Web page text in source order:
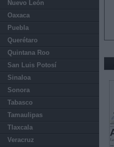
Nuevo León
Oaxaca
Puebla
Querétaro
Quintana Roo
San Luis Potosí
Sinaloa
Sonora
Tabasco
Tamaulipas
Tlaxcala
Veracruz